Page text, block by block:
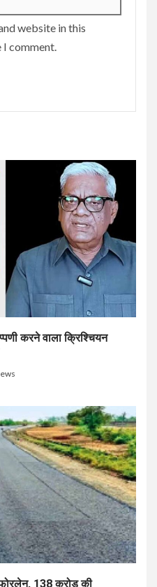
website in this
comment.
करने वाला क्रिश्चियन
फोरलेन, 138 करोड़ की